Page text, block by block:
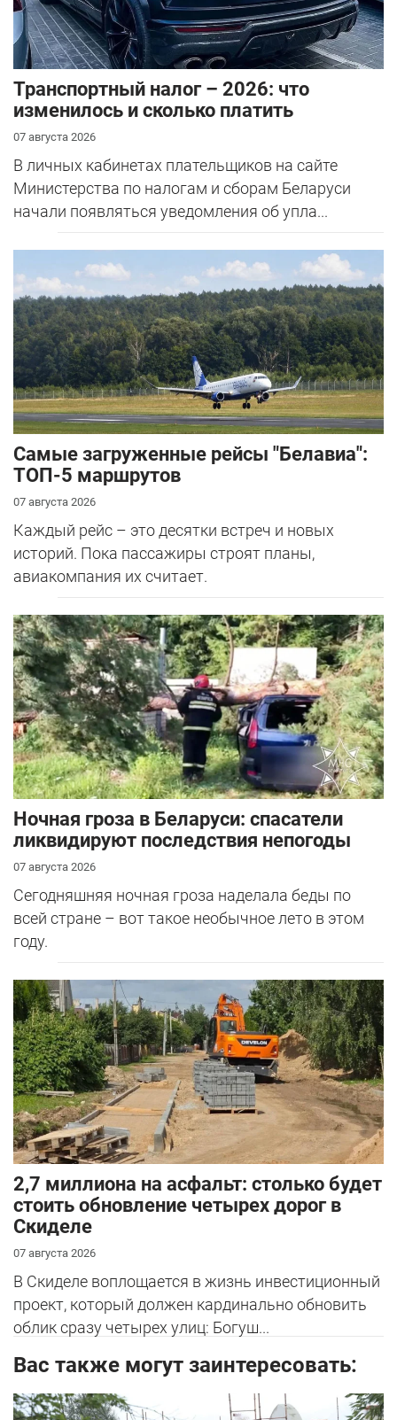
Транспортный налог – 2026: что
изменилось и сколько платить
07 августа 2026
В личных кабинетах плательщиков на сайте
Министерства по налогам и сборам Беларуси
начали появляться уведомления об упла...
Самые загруженные рейсы "Белавиа":
ТОП-5 маршрутов
07 августа 2026
Каждый рейс – это десятки встреч и новых
историй. Пока пассажиры строят планы,
авиакомпания их считает.
Ночная гроза в Беларуси: спасатели
ликвидируют последствия непогоды
07 августа 2026
Сегодняшняя ночная гроза наделала беды по
всей стране – вот такое необычное лето в этом
году.
2,7 миллиона на асфальт: столько будет
стоить обновление четырех дорог в
Скиделе
07 августа 2026
В Скиделе воплощается в жизнь инвестиционный
проект, который должен кардинально обновить
облик сразу четырех улиц: Богуш...
Вас также могут заинтересовать: